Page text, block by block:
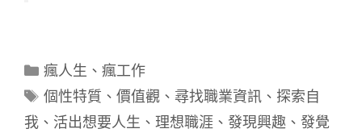
分
類
瘋人生 、 瘋工作
標
籤
個性特質 、 價值觀、 尋找職業資訊、 探索自
我 、 活出想要人生 、 理想職涯 、 發現興趣 、 發覺